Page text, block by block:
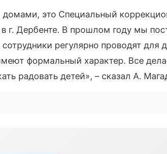
это Специальный
г. Дербенте. В прошлом году мы
регулярно проводят для
формальный характер. Все
радовать детей», – сказал А.